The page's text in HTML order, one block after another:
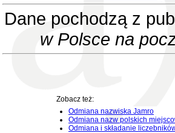
Dane pochodzą z
w Polsce na
Zobacz też:
Odmiana nazwiska Jamro
Odmiana nazw polskich
Odmiana i składanie